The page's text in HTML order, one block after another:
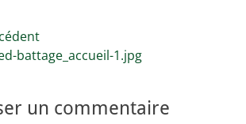
battage_accueil-1.jpg
un commentaire